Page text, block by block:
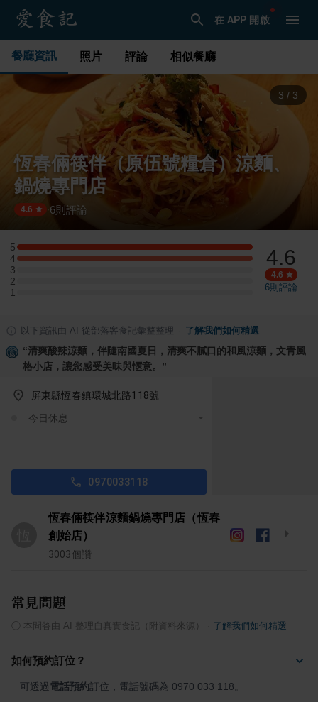
在 APP 開啟
餐廳資訊 照片 評論 相似餐廳
1 / 3
恆春倆筷伴（原伍號糧倉）涼麵、
鍋燒專門店
4.6 ·6則評論
5
5 星：2 則評論
4
4 星：2 則評論
3
3 星：0 則評論
2
2 星：0 則評論
1
1 星：0 則評論
4.6
4.6
6則評論
以下資訊由 AI 從部落客食記彙整整理 了解我們如何精選
“清爽酸辣涼麵，伴隨南國夏日，清爽不膩口的和風涼麵，文青風
格小店，讓您感受美味與愜意。 ”
屏東縣恆春鎮環城北路118號
今日休息
0970033118
恆春倆筷伴涼麵鍋燒專門店（恆春
創始店）
3003個讚
常見問題
本問答由 AI 整理自真實食記（附資料來源） 了解我們如何精選
如何預約訂位？
可透過電話預約訂位，電話號碼為 0970 033 118。